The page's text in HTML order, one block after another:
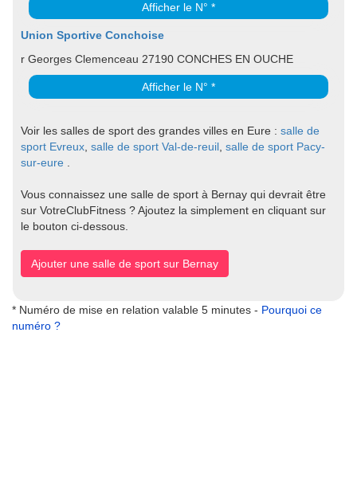
Afficher le N° *
Union Sportive Conchoise
r Georges Clemenceau 27190 CONCHES EN OUCHE
Afficher le N° *
Voir les salles de sport des grandes villes en Eure : salle de
sport Evreux salle de sport Val-de-reuil salle de sport Pacy-
sur-eure
Vous connaissez une salle de sport à Bernay qui devrait être
sur VotreClubFitness ? Ajoutez la simplement en cliquant sur
le bouton ci-dessous.
Ajouter une salle de sport sur Bernay
* Numéro de mise en relation valable 5 minutes - Pourquoi ce
numéro ?